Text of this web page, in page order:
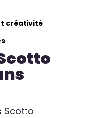
créativité
Scotto